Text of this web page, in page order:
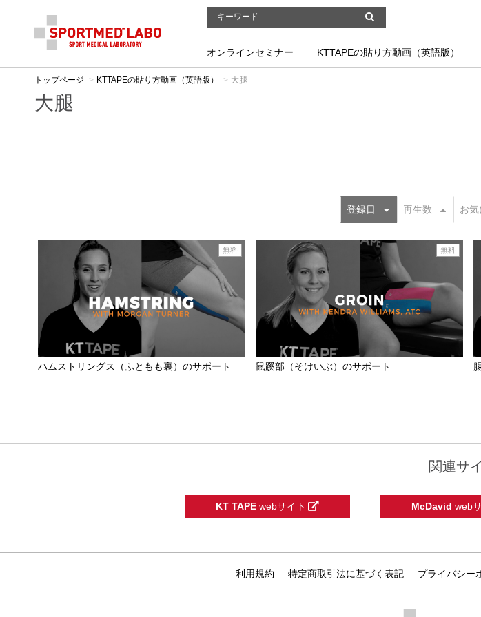
オンラインセミナー KTTAPEの貼り方動画（英語版）
トップページ KTTAPEの貼り方動画（英語版） 大腿
大腿
登録日 再生数 お
ハムストリングス（ふともも裏）のサポート
無料
鼠蹊部（そけいぶ）のサポート
無料
関連サ
KT TAPE webサイト McDavid web
利用規約 特定商取引法に基づく表記 プライバシー